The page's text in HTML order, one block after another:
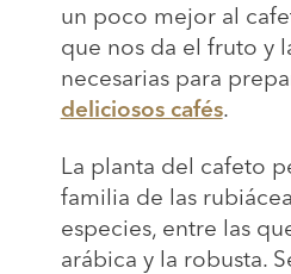
un poco mejor al
que nos da el fruto y
necesarias para
deliciosos cafés.
La planta del cafeto
familia de las
especies, entre las
arábica y la robusta.